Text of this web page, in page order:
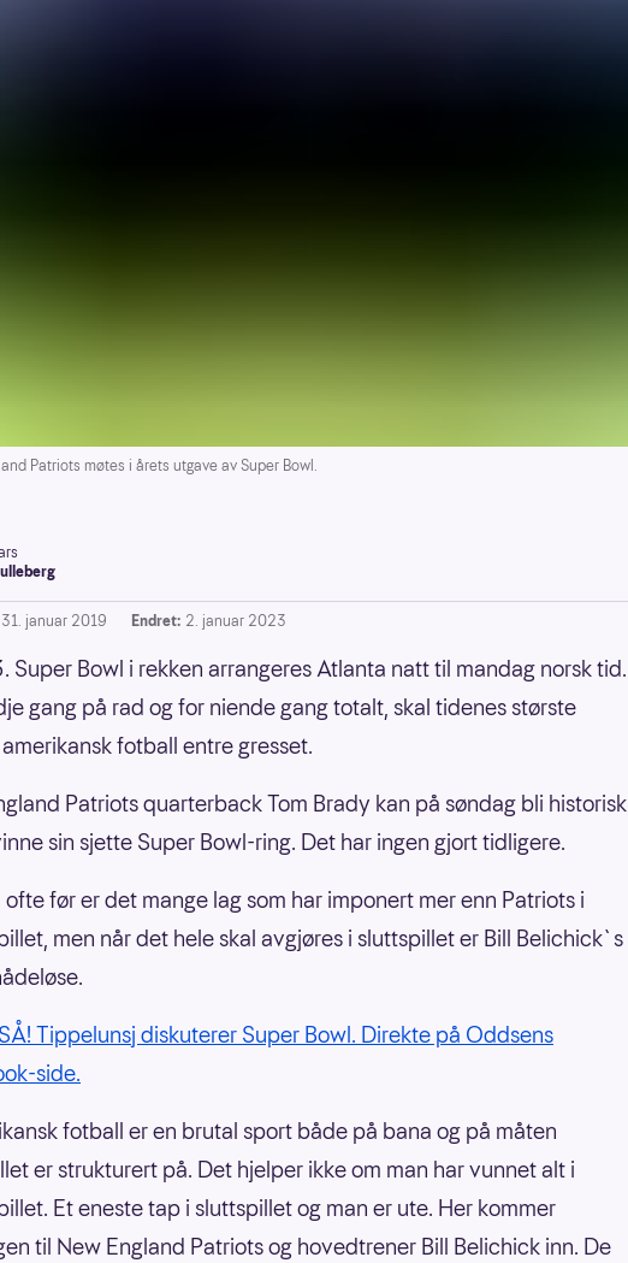
Patriots møtes i årets utgave av Super Bowl.
31. januar 2019 Endret: 2. januar 2023
Super Bowl i rekken arrangeres Atlanta natt til mandag norsk tid.
gang på rad og for niende gang totalt, skal tidenes største
fotball entre gresset.
Patriots quarterback Tom Brady kan på søndag bli historisk
sin sjette Super Bowl-ring. Det har ingen gjort tidligere.
ofte før er det mange lag som har imponert mer enn Patriots i
men når det hele skal avgjøres i sluttspillet er Bill Belichick`s
Tippelunsj diskuterer Super Bowl. Direkte på Oddsens
side.
fotball er en brutal sport både på bana og på måten
er strukturert på. Det hjelper ikke om man har vunnet alt i
Et eneste tap i sluttspillet og man er ute. Her kommer
til New England Patriots og hovedtrener Bill Belichick inn. De